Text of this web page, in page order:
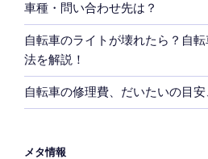
車種・問い合わせ先は？
自転車のライトが壊れたら？自
法を解説！
自転車の修理費、だいたいの目安
メタ情報